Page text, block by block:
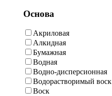
Основа
Акриловая
Алкидная
Бумажная
Водная
Водно-дисперсионная
Водорастворимый воск
Воск